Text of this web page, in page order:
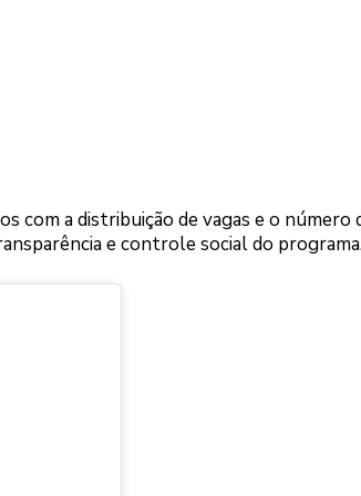
com a distribuição de vagas e o número
e controle social do